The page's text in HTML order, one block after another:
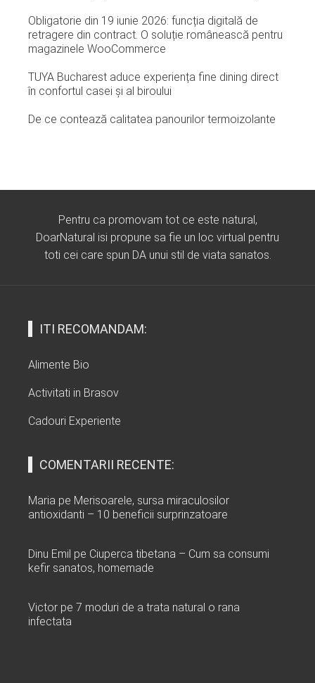
Obligatorie din 19 iunie 2026: funcția digitală de
retragere din contract. O soluție românească pentru
magazinele WooCommerce
TUYA Bucharest aduce experiența fine dining direct
în confortul casei și al biroului
De ce contează calitatea panourilor termoizolante
Pentru ca promovam tot ce este natural,
DoarNatural isi propune sa fie un loc virtual pentru
toti cei care spun DA unui stil de viata sanatos.
ITI RECOMANDAM:
Alimente Bio
Activitati in Brasov
Cadouri Experiente
COMENTARII RECENTE:
Maria pe Merisoarele, sursa miraculosilor
antioxidanti – 10 beneficii surprinzatoare
Dinu Emil pe Ciuperca tibetana – Cum sa consumi
kefir sanatos, homemade
Victor pe 7 moduri de a trata natural o rana
infectata